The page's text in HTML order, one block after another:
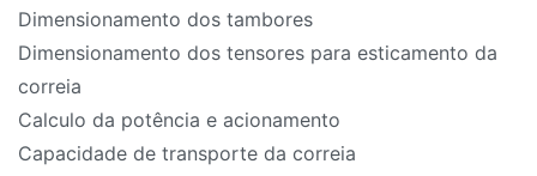
Dimensionamento dos tambores
Dimensionamento dos tensores para esticamento da
correia
Calculo da potência e acionamento
Capacidade de transporte da correia